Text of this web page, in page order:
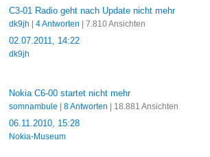
C3-01 Radio geht nach Update nicht mehr
dk9jh 4 Antworten | 7.810 Ansichten
02.07.2011, 14:22
dk9jh
Nokia C6-00 startet nicht mehr
somnambule 8 Antworten | 18.881 Ansichten
06.11.2010, 15:28
Nokia-Museum